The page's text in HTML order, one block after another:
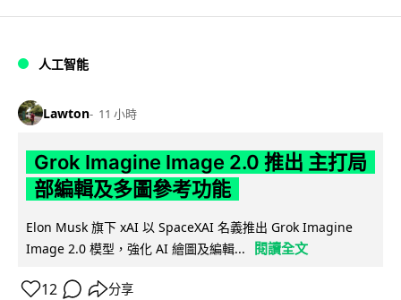
人工智能
Lawton 11 小時
Grok Imagine Image 2.0 推出 主打局
部編輯及多圖參考功能
Elon Musk 旗下 xAI 以 SpaceXAI 名義推出 Grok Imagine
Image 2.0 模型，強化 AI 繪圖及編輯...
閱讀全文
12 分享